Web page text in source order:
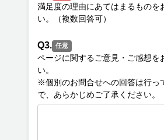
満足度の理由にあてはまるものを
Q3. 任意
ページに関するご意見・ご感想を
い。
※個別のお問合せへの回答は行っ